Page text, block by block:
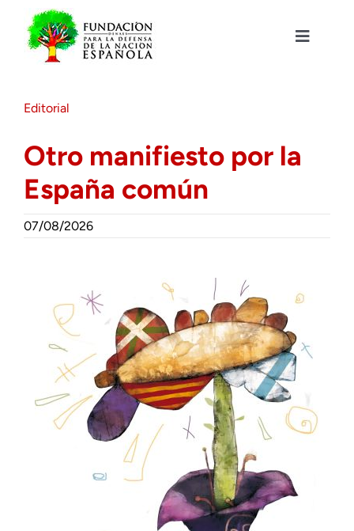
contenido
Toggle
Actualidad
Actividades
Editorial
Otro manifiesto por la
España común
07/08/2026